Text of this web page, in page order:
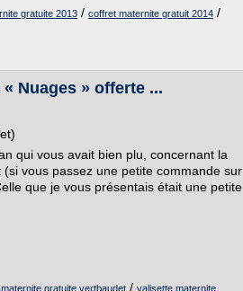
gratuite 2013 / coffret maternite gratuit 2014 /
Nuages » offerte ...
qui vous avait bien plu, concernant la
vous passez une petite commande sur
que je vous présentais était une petite
gratuite vertbaudet / valisette maternite